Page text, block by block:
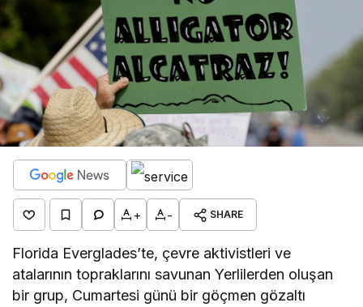
+ - SHARE
Florida Everglades’te, çevre aktivistleri ve
atalarının topraklarını savunan Yerlilerden oluşan
bir grup, Cumartesi günü bir göçmen gözaltı